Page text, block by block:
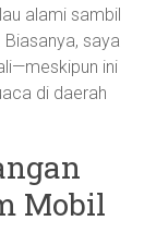
alami sambil
saya
ini
di daerah
Mobil